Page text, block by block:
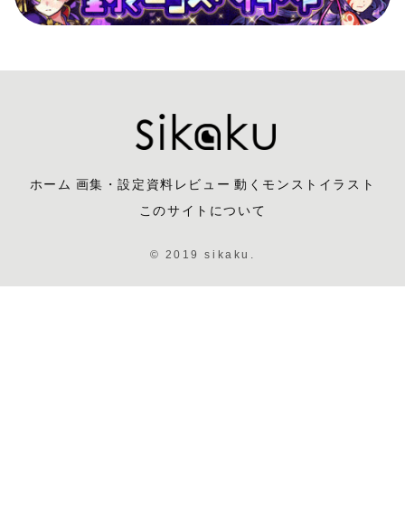
ホーム 画集・設定資料レビュー 動くモンストイラスト
このサイトについて
© 2019 sikaku.